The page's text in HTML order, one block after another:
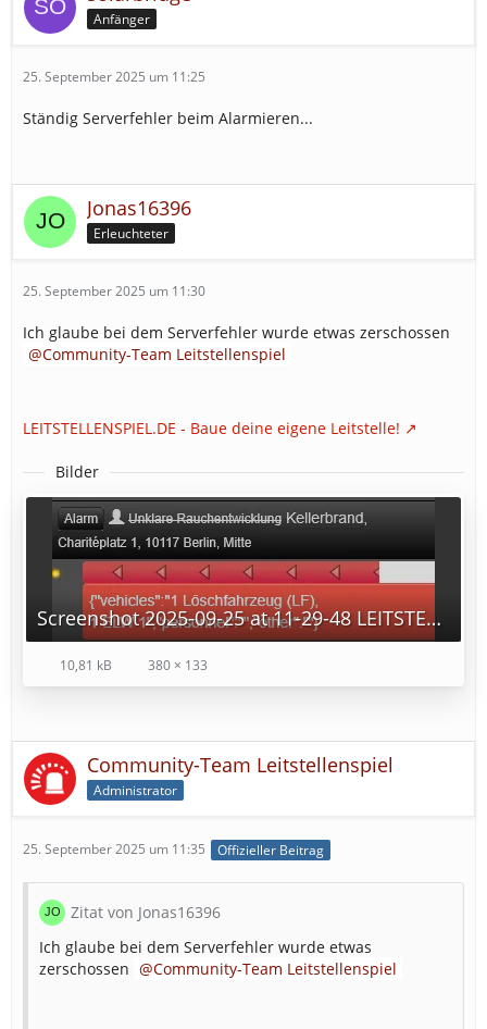
Anfänger
25. September 2025 um 11:25
Ständig Serverfehler beim Alarmieren...
Jonas16396
Erleuchteter
25. September 2025 um 11:30
Ich glaube bei dem Serverfehler wurde etwas zerschossen
Community-Team Leitstellenspiel
LEITSTELLENSPIEL.DE - Baue deine eigene Leitstelle!
Bilder
Screenshot 2025-09-25 at 11-29-48 LEITSTELLENSPIEL.DE - Baue deine eigene Leitstelle!.png
10,81 kB 380 × 133
Community-Team Leitstellenspiel
Administrator
25. September 2025 um 11:35 Offizieller Beitrag
Zitat von Jonas16396
Ich glaube bei dem Serverfehler wurde etwas
zerschossen
Community-Team Leitstellenspiel